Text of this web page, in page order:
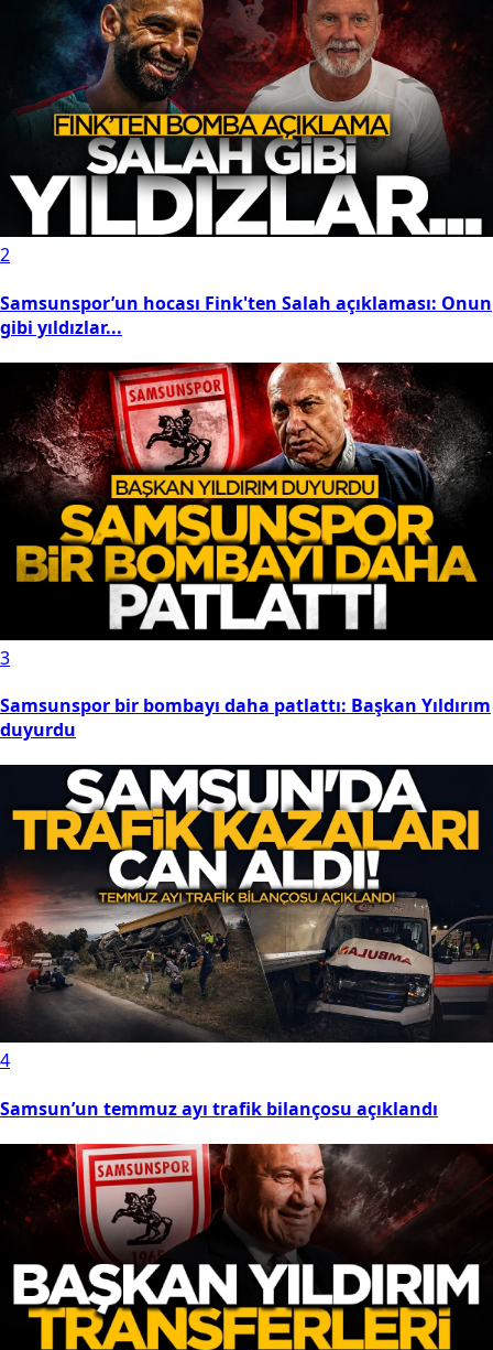
2
Samsunspor’un hocası Fink'ten Salah açıklaması: Onun
gibi yıldızlar...
3
Samsunspor bir bombayı daha patlattı: Başkan Yıldırım
duyurdu
4
Samsun’un temmuz ayı trafik bilançosu açıklandı